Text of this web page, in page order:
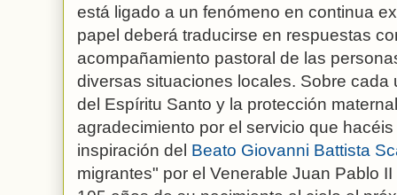
está ligado a un fenómeno en continua
papel deberá traducirse en respuestas
acompañamiento pastoral de las
diversas situaciones locales. Sobre
del Espíritu Santo y la protección
agradecimiento por el servicio que
inspiración del Beato Giovanni Battista
migrantes" por el Venerable Juan Pablo